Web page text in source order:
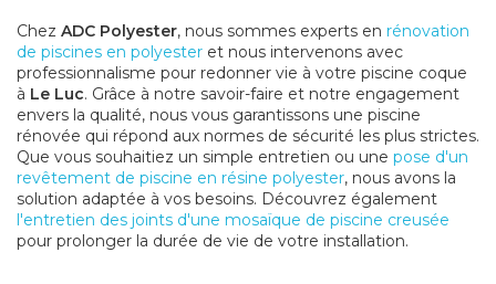
Chez ADC Polyester, nous sommes experts en rénovation
de piscines en polyester et nous intervenons avec
professionnalisme pour redonner vie à votre piscine coque
à Le Luc. Grâce à notre savoir-faire et notre engagement
envers la qualité, nous vous garantissons une piscine
rénovée qui répond aux normes de sécurité les plus strictes.
Que vous souhaitiez un simple entretien ou une pose d'un
revêtement de piscine en résine polyester, nous avons la
solution adaptée à vos besoins. Découvrez également
l'entretien des joints d'une mosaïque de piscine creusée
pour prolonger la durée de vie de votre installation.